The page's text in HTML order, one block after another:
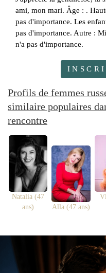
ami, mon mari. Âge : .
pas d'importance. Les
pas d'importance. Autre :
n'a pas d'importance.
Profils de femmes
similaire populaires
rencontre
Natalia (47
ans)
Alla (47 ans)